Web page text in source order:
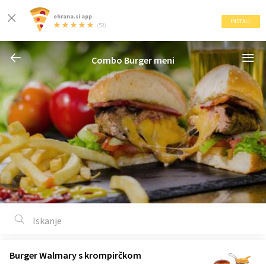
ehrana.si app
(53)
INSTALL
Combo Burger meni
Burger Walmary s krompirčkom